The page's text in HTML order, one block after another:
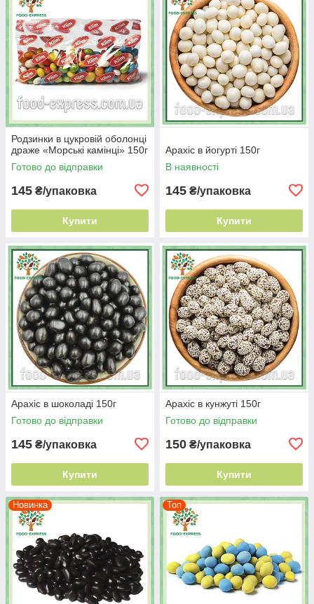
Родзинки в цукровій оболонці
драже «Морські камінці» 150г
Готово до відправки
145 ₴/упаковка
Купити
Арахіс в йогурті 150г
В наявності
145 ₴/упаковка
Купити
Арахіс в шоколаді 150г
Готово до відправки
145 ₴/упаковка
Купити
Арахіс в кунжуті 150г
Готово до відправки
150 ₴/упаковка
Купити
Новинка Топ